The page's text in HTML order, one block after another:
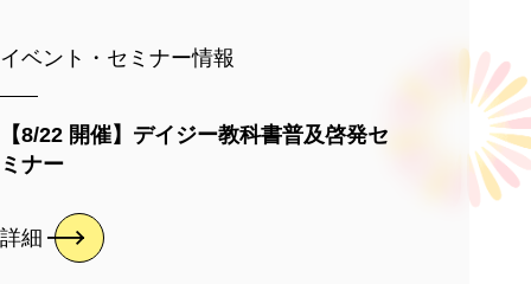
イベント・セミナー情報
【8/22 開催】デイジー教科書普及啓発セ
ミナー
詳細